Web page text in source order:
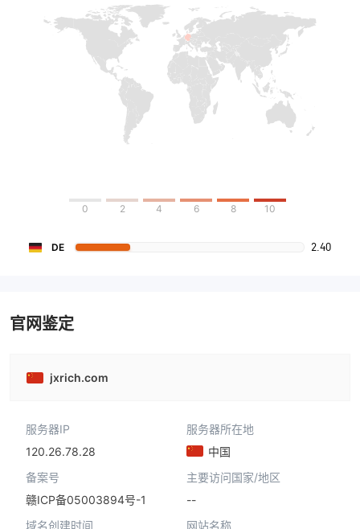
0 2 4 6 8 10
DE 2.40
官网鉴定
jxrich.com
服务器IP
120.26.78.28
服务器所在地
中国
备案号
赣ICP备05003894号-1
主要访问国家/地区
--
域名创建时间
网站名称